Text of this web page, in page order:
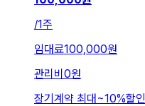
/1주
임대료100,000원
관리비 0원
장기계약 최대~10%할인